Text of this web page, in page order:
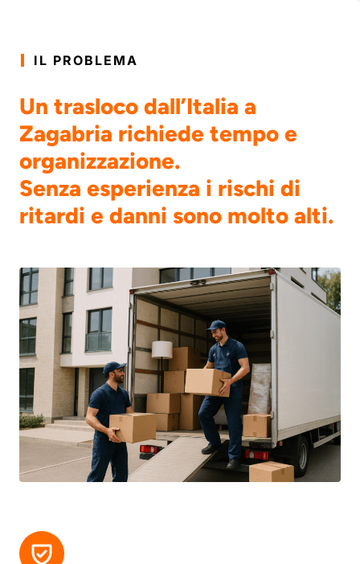
IL PROBLEMA
Un trasloco dall’Italia a
Zagabria richiede tempo e
organizzazione.
Senza esperienza i rischi di
ritardi e danni sono molto alti.